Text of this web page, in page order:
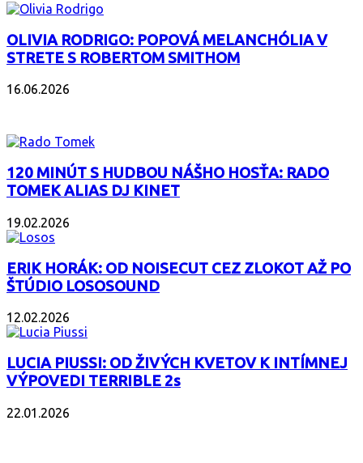
OLIVIA RODRIGO: POPOVÁ MELANCHÓLIA V
STRETE S ROBERTOM SMITHOM
16.06.2026
120 MINÚT S HUDBOU NÁŠHO HOSŤA: RADO
TOMEK ALIAS DJ KINET
19.02.2026
ERIK HORÁK: OD NOISECUT CEZ ZLOKOT AŽ PO
ŠTÚDIO LOSOSOUND
12.02.2026
LUCIA PIUSSI: OD ŽIVÝCH KVETOV K INTÍMNEJ
VÝPOVEDI TERRIBLE 2s
22.01.2026